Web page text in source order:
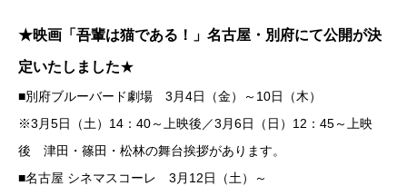
★映画「吾輩は猫である！」名古屋・別府にて公開が決
定いたしました★
■別府ブルーバード劇場 3月4日（金）～10日（木）
※3月5日（土）14：40～上映後／3月6日（日）12：45～上映
後 津田・篠田・松林の舞台挨拶があります。
■名古屋 シネマスコーレ 3月12日（土）～